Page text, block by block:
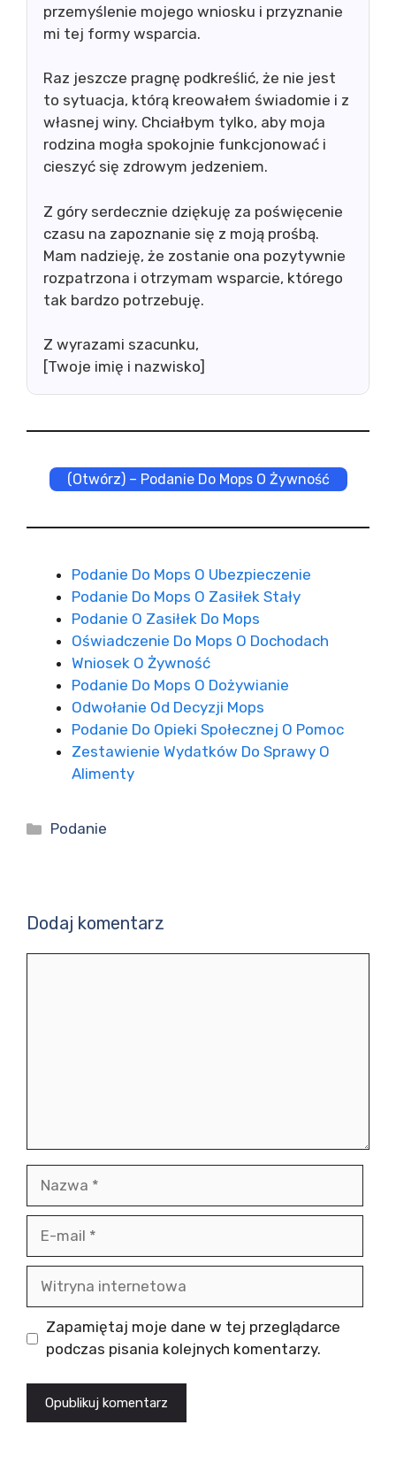
przemyślenie mojego wniosku i przyznanie
mi tej formy wsparcia.
Raz jeszcze pragnę podkreślić, że nie jest
to sytuacja, którą kreowałem świadomie i z
własnej winy. Chciałbym tylko, aby moja
rodzina mogła spokojnie funkcjonować i
cieszyć się zdrowym jedzeniem.
Z góry serdecznie dziękuję za poświęcenie
czasu na zapoznanie się z moją prośbą.
Mam nadzieję, że zostanie ona pozytywnie
rozpatrzona i otrzymam wsparcie, którego
tak bardzo potrzebuję.
Z wyrazami szacunku,
[Twoje imię i nazwisko]
(Otwórz) – Podanie Do Mops O Żywność
Podanie Do Mops O Ubezpieczenie
Podanie Do Mops O Zasiłek Stały
Podanie O Zasiłek Do Mops
Oświadczenie Do Mops O Dochodach
Wniosek O Żywność
Podanie Do Mops O Dożywianie
Odwołanie Od Decyzji Mops
Podanie Do Opieki Społecznej O Pomoc
Zestawienie Wydatków Do Sprawy O
Alimenty
Kategorie
Podanie
Dodaj komentarz
internetowa
Zapamiętaj moje dane w tej przeglądarce
podczas pisania kolejnych komentarzy.